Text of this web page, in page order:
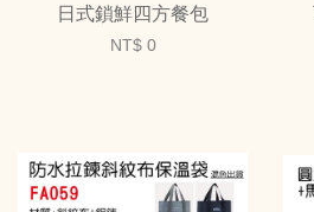
日式鎖鮮四方餐包
NT$ 0